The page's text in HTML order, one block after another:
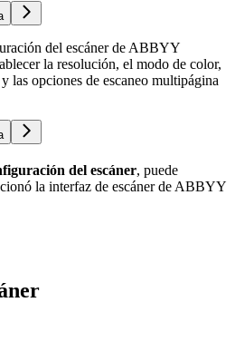
del escáner de ABBYY
la resolución, el modo de color,
las opciones de escaneo multipágina
del escáner, puede
la interfaz de escáner de ABBYY